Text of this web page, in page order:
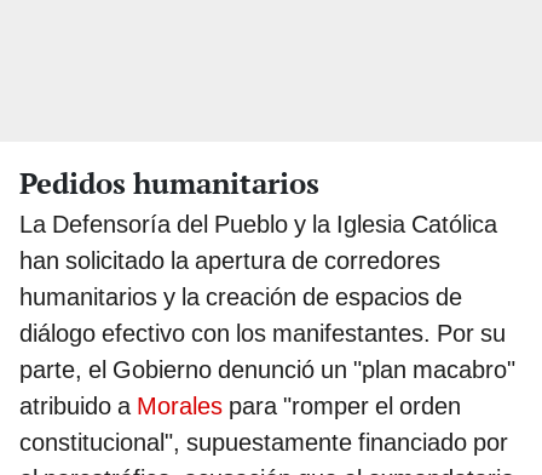
Pedidos humanitarios
La Defensoría del Pueblo y la Iglesia Católica
han solicitado la apertura de corredores
humanitarios y la creación de espacios de
diálogo efectivo con los manifestantes. Por su
parte, el Gobierno denunció un "plan macabro"
atribuido a Morales para "romper el orden
constitucional", supuestamente financiado por